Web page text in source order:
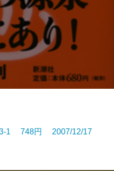
1 748円 2007/12/17